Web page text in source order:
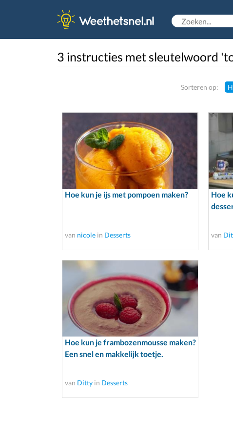
3 instructies met sleutelwoord
Sorteren op:
Hoe kun je ijs met pompoen maken?
van nicole in Desserts
Hoe
van
Hoe kun je frambozenmousse maken?
Een snel en makkelijk toetje.
van Ditty in Desserts